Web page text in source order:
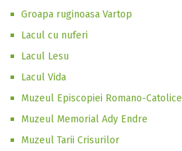
Groapa ruginoasa Vartop
Lacul cu nuferi
Lacul Lesu
Lacul Vida
Muzeul Episcopiei Romano-Catolice
Muzeul Memorial Ady Endre
Muzeul Tarii Crisurilor